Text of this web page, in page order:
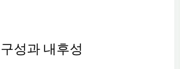
성과 내후성